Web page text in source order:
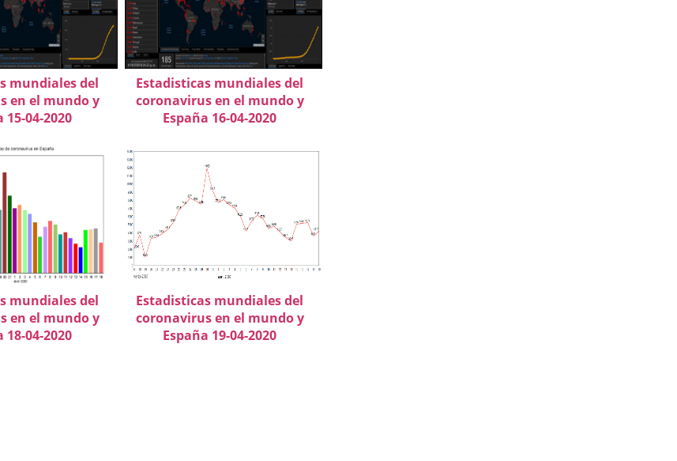
mundiales del
en el mundo y
15-04-2020
Estadisticas mundiales del
coronavirus en el mundo y
España 16-04-2020
mundiales del
en el mundo y
18-04-2020
Estadisticas mundiales del
coronavirus en el mundo y
España 19-04-2020